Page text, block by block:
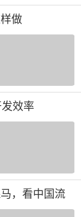
做
效率
，看中国流